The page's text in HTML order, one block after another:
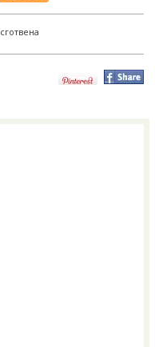
сготвена